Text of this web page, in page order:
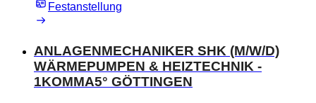
Festanstellung
ANLAGENMECHANIKER SHK (M/W/D)
WÄRMEPUMPEN & HEIZTECHNIK -
1KOMMA5° GÖTTINGEN